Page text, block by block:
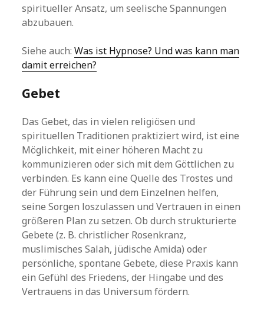
spiritueller Ansatz, um seelische Spannungen
abzubauen.
Siehe auch:Was ist Hypnose? Und was kann man
damit erreichen?
Gebet
Das Gebet, das in vielen religiösen und
spirituellen Traditionen praktiziert wird, ist eine
Möglichkeit, mit einer höheren Macht zu
kommunizieren oder sich mit dem Göttlichen zu
verbinden. Es kann eine Quelle des Trostes und
der Führung sein und dem Einzelnen helfen,
seine Sorgen loszulassen und Vertrauen in einen
größeren Plan zu setzen. Ob durch strukturierte
Gebete (z. B. christlicher Rosenkranz,
muslimisches Salah, jüdische Amida) oder
persönliche, spontane Gebete, diese Praxis kann
ein Gefühl des Friedens, der Hingabe und des
Vertrauens in das Universum fördern.